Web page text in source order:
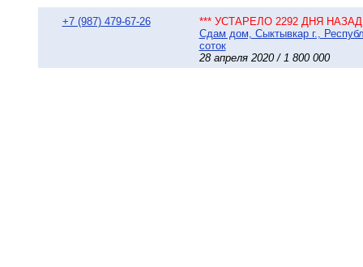
+7 (987) 479-67-26
*** УСТАРЕЛО 2292 ДНЯ НАЗАД
Сдам дом, Сыктывкар г.,
соток
28 апреля 2020 / 1 800 000